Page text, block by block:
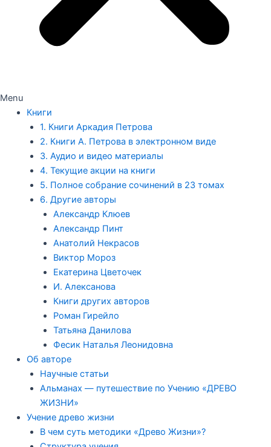
Menu
Книги
1. Книги Аркадия Петрова
2. Книги А. Петрова в электронном виде
3. Аудио и видео материалы
4. Текущие акции на книги
5. Полное собрание сочинений в 23 томах
6. Другие авторы
Александр Клюев
Александр Пинт
Анатолий Некрасов
Виктор Мороз
Екатерина Цветочек
И. Алексанова
Книги других авторов
Роман Гирейло
Татьяна Данилова
Фесик Наталья Леонидовна
Об авторе
Научные статьи
Альманах — путешествие по Учению «ДРЕВО
ЖИЗНИ»
Учение древо жизни
В чем суть методики «Древо Жизни»?